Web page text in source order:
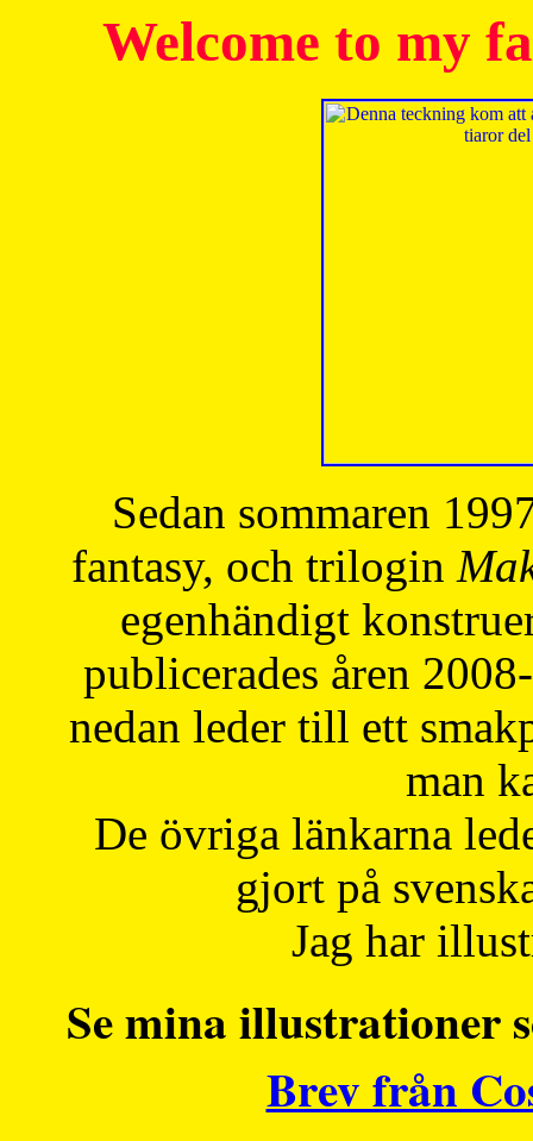
Welcome to my
Sedan sommaren
fantasy, och trilogin
egenhändigt
publicerades åren
nedan leder till ett
man
De övriga länkarna
gjort på
Jag har
Se mina illustrationer
Brev från